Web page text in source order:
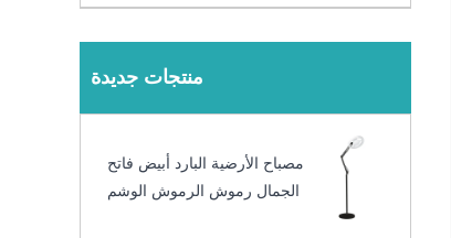
منتجات جديدة
مصباح الأرضية البارد أبيض فاتح
الجمال رموش الرموش الوشم